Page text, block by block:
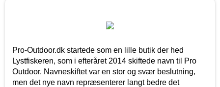
Pro-Outdoor.dk startede som en lille butik der hed
Lystfiskeren, som i efteråret 2014 skiftede navn til Pro
Outdoor. Navneskiftet var en stor og svær beslutning,
men det nye navn repræsenterer langt bedre det